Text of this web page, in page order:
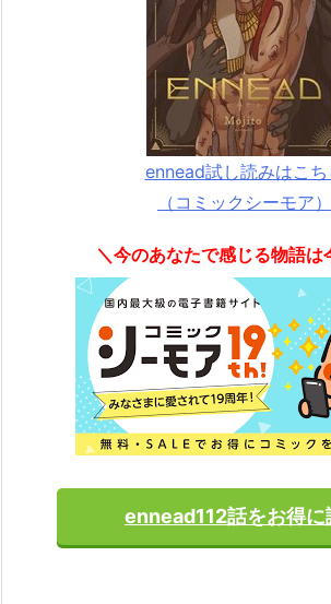
ennead試し読みはこち
（コミックシーモア）
＼今のあなたで感じる物語は
ennead112話をお得に